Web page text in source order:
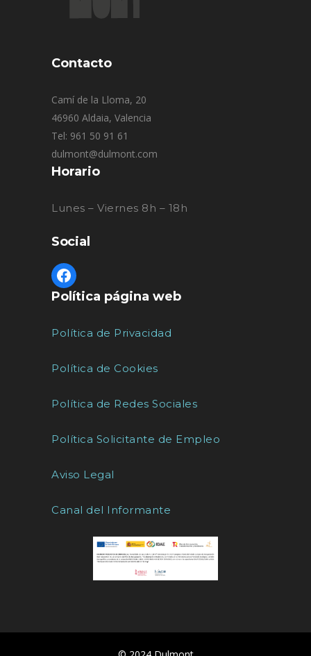
Contacto
Camí de la Lloma, 20
46960 Aldaia, Valencia
Tel: 961 50 91 61
dulmont@dulmont.com
Horario
Lunes – Viernes 8h – 18h
Social
Política página web
Política de Privacidad
Política de Cookies
Política de Redes Sociales
Política Solicitante de Empleo
Aviso Legal
Canal del Informante